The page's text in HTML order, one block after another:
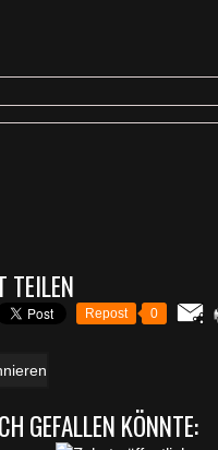
TEILEN
Repost 0
GEFALLEN KÖNNTE: